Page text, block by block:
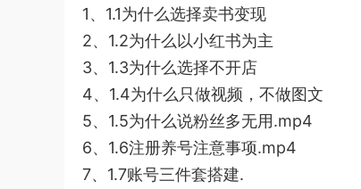
1、1.1为什么选择卖书变现
2、1.2为什么以小红书为主
3、1.3为什么选择不开店
4、1.4为什么只做视频，不做图文
5、1.5为什么说粉丝多无用.mp4
6、1.6注册养号注意事项.mp4
7、1.7账号三件套搭建.